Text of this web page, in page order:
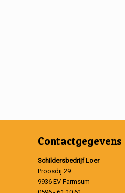
Contactgegevens
Schildersbedrijf Loer
Proosdij 29
9936 EV Farmsum